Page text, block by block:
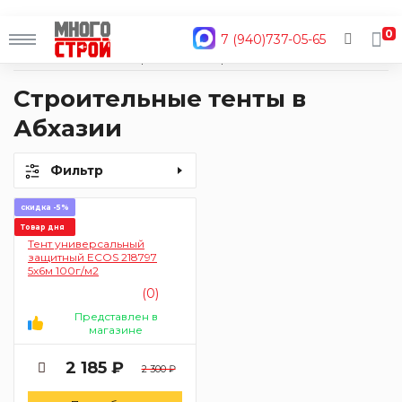
7 (940)737-05-65
0
Главная
Каталог
Строительные тенты в
Абхазии
Фильтр
скидка -5%
Товар дня
Тент универсальный
защитный ECOS 218797
5х6м 100г/м2
(0)
Представлен в
магазине
2 185 ₽ 2 300 ₽